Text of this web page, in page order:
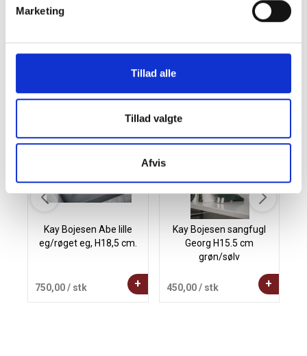
Marketing
Tillad alle
Tillad valgte
Afvis
også i stor skala. En sikker favorit som firmajulegave,
personalegave eller kundegave.
Andre købte også
Kay Bojesen Abe lille
eg/røget eg, H18,5 cm.
750,00/ stk +
Kay Bojesen sangfugl
Georg H15.5 cm
grøn/sølv
450,00 / stk +